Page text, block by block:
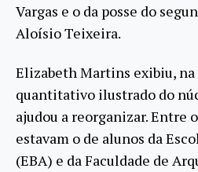
Vargas e o da posse do
Aloísio Teixeira.
Elizabeth Martins exibiu, na
quantitativo ilustrado do
ajudou a reorganizar. Entre
estavam o de alunos da
(EBA) e da Faculdade de